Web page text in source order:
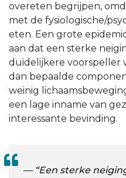
overeten begrijpen,
met de fysiologische/
eten. Een grote
aan dat een sterke
duidelijkere voorspeller
dan bepaalde
weinig
een lage inname van
interessante bevinding.
“Een sterke